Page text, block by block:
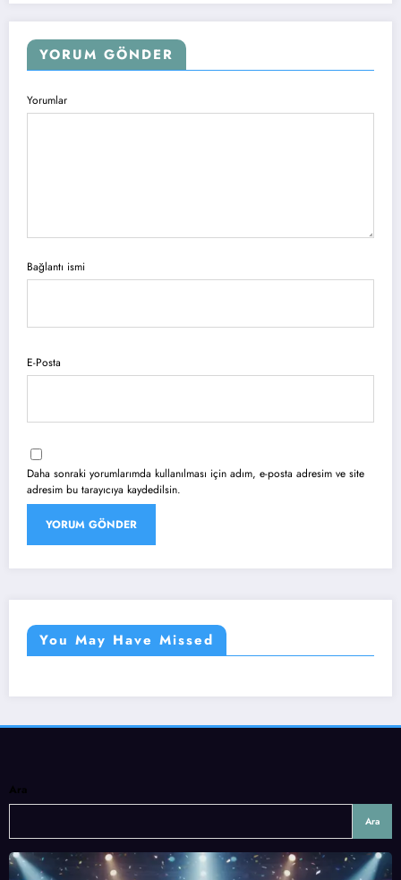
YORUM GÖNDER
Yorumlar
Bağlantı ismi
E-Posta
Daha sonraki yorumlarımda kullanılması için adım, e-posta adresim ve site
adresim bu tarayıcıya kaydedilsin.
You May Have Missed
Ara
Ara